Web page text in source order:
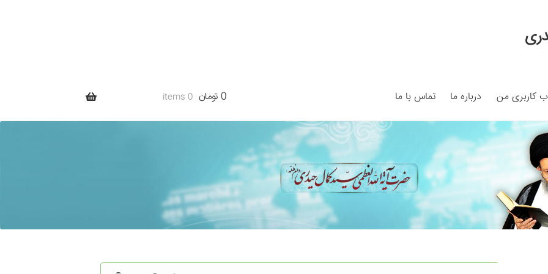
کاربری من درباره ما تماس با ما
My
Search Results
Shop برگه نمونه برگه نمونه بلاگ پرداخت
سبد خرید قوانین و مقررات
0 تومان 0 items